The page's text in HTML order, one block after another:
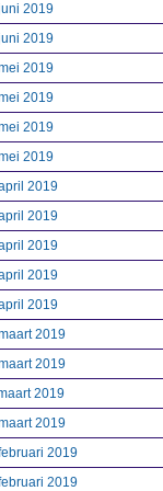
2019
2019
2019
2019
2019
2019
2019
2019
2019
2019
2019
2019
2019
2019
2019
2019
2019